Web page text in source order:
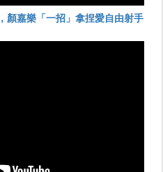
顏嘉樂「一招」拿捏愛自由射手